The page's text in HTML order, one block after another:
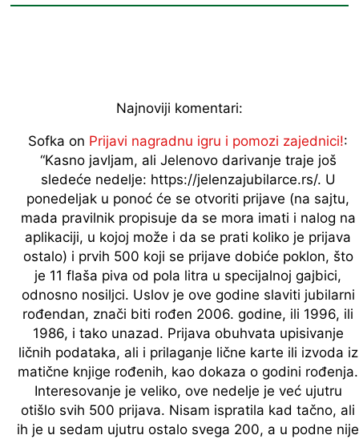
Najnoviji komentari:
Sofka on Prijavi nagradnu igru i pomozi zajednici!:
“Kasno javljam, ali Jelenovo darivanje traje još
sledeće nedelje: https://jelenzajubilarce.rs/. U
ponedeljak u ponoć će se otvoriti prijave (na sajtu,
mada pravilnik propisuje da se mora imati i nalog na
aplikaciji, u kojoj može i da se prati koliko je prijava
ostalo) i prvih 500 koji se prijave dobiće poklon, što
je 11 flaša piva od pola litra u specijalnoj gajbici,
odnosno nosiljci. Uslov je ove godine slaviti jubilarni
rođendan, znači biti rođen 2006. godine, ili 1996, ili
1986, i tako unazad. Prijava obuhvata upisivanje
ličnih podataka, ali i prilaganje lične karte ili izvoda iz
matične knjige rođenih, kao dokaza o godini rođenja.
Interesovanje je veliko, ove nedelje je već ujutru
otišlo svih 500 prijava. Nisam ispratila kad tačno, ali
ih je u sedam ujutru ostalo svega 200, a u podne nije